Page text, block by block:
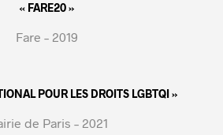
« FARE20 »
Fare – 2019
POUR LES DROITS LGBTQI »
de Paris – 2021